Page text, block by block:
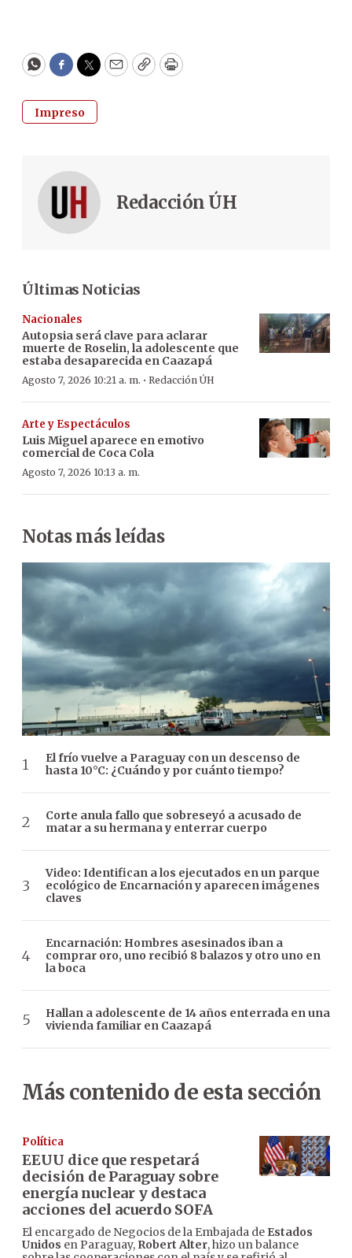
WhatsApp
Facebook
Twitter
EmailCopyPrint
Impreso
Redacción ÚH
Últimas Noticias
Nacionales
Autopsia será clave para aclarar
muerte de Roselin, la adolescente que
estaba desaparecida en Caazapá
Agosto 7, 2026 10:21 a. m. · Redacción ÚH
Arte y Espectáculos
Luis Miguel aparece en emotivo
comercial de Coca Cola
Agosto 7, 2026 10:13 a. m.
Notas más leídas
El frío vuelve a Paraguay con un descenso de
hasta 10°C: ¿Cuándo y por cuánto tiempo?
Corte anula fallo que sobreseyó a acusado de
matar a su hermana y enterrar cuerpo
Video: Identifican a los ejecutados en un parque
ecológico de Encarnación y aparecen imágenes
claves
Encarnación: Hombres asesinados iban a
comprar oro, uno recibió 8 balazos y otro uno en
la boca
Hallan a adolescente de 14 años enterrada en una
vivienda familiar en Caazapá
Más contenido de esta sección
Política
EEUU dice que respetará
decisión de Paraguay sobre
energía nuclear y destaca
acciones del acuerdo SOFA
El encargado de Negocios de la Embajada de Estados
Unidos en Paraguay, Robert Alter, hizo un balance